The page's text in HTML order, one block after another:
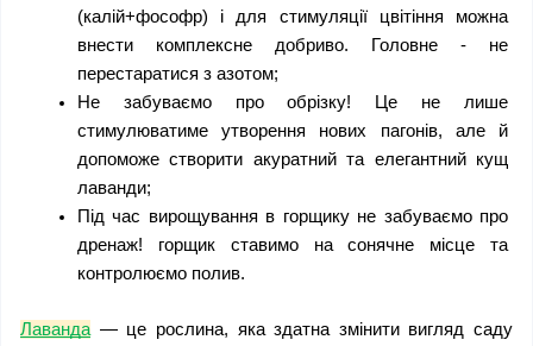
(калій+фософр) і для стимуляції цвітіння можна
внести комплексне добриво. Головне - не
перестаратися з азотом;
Не забуваємо про обрізку! Це не лише
стимулюватиме утворення нових пагонів, але й
допоможе створити акуратний та елегантний кущ
лаванди;
Під час вирощування в горщику не забуваємо про
дренаж! горщик ставимо на сонячне місце та
контролюємо полив.
Лаванда — це рослина, яка здатна змінити вигляд саду